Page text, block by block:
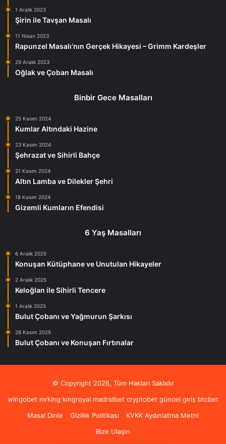
1 Aralık 2023
Şirin ile Tavşan Masalı
11 Nisan 2023
Rapunzel Masalı’nın Gerçek Hikayesi – Grimm Kardeşler
29 Aralık 2023
Oğlak ve Çoban Masalı
Binbir Gece Masalları
25 Kasım 2024
Kumlar Altındaki Hazine
23 Kasım 2024
Şehrazat ve Sihirli Bahçe
21 Kasım 2024
Altın Lamba ve Dilekler Şehri
18 Kasım 2024
Gizemli Kumların Efendisi
6 Yaş Masalları
6 Aralık 2025
Konuşan Kütüphane ve Unutulan Hikayeler
2 Aralık 2025
Keloğlan ile Sihirli Tencere
1 Aralık 2025
Bulut Çobanı ve Yağmurun Şarkısı
28 Kasım 2025
Bulut Çobanı ve Konuşan Fırtınalar
© Copyright 2026, Tüm Hakları Saklıdır
wingobet mrking kingroyal madridbet cryptobet güncel giriş btcbet
Masal Dinle
Gizlilik Politikası
KVKK Aydınlatma Metni
Bize Ulaşın